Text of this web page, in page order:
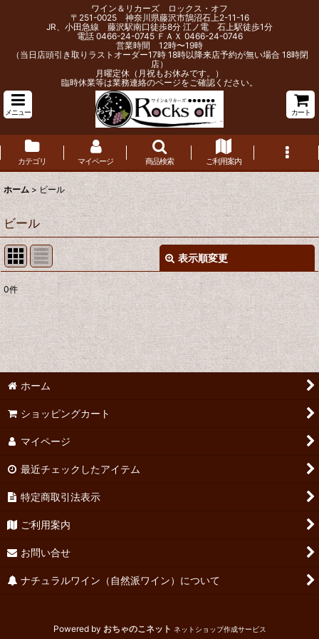
ワイン＆リカーズ ロックス・オフ
〒251-0025 神奈川県藤沢市鵠沼石上2-11-16
JR、小田急線 藤沢駅南口徒歩8分 江ノ電 石上駅徒歩1分
電話 0466-24-0745 ＦＡＸ 0466-24-0746
営業時間 12時〜19時
（当日店頭引き取りラストオーダー17時 18時以降来店予約が無い場合 18時閉
店）
月曜定休（月祝もお休みです。）
臨時休業等は業務連絡のページをご確認ください。
メニュー カート
カテゴリ マイページ 商品検索 ご利用案内
ホーム > ビール
ビール
表示順変更
表示数 :
並び順 :
0件
ホーム
ショッピングカート
マイページ
最近チェックしたアイテム
特定商取引法表示
ご利用案内
お問い合せ
ナチュラルワイン（自然派ワイン）について
Powered by おちゃのこネット ネットショップ作成サービス